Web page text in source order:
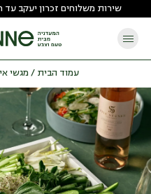
to
content
שירות משלוחים זכרון יעקב עד
עמוד הבית / מגשי